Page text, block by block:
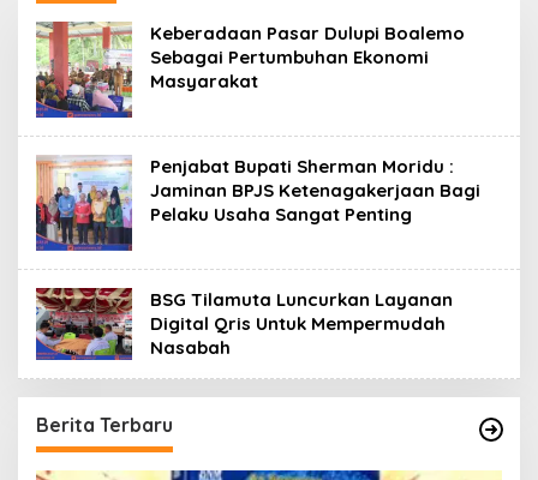
Keberadaan Pasar Dulupi Boalemo
Sebagai Pertumbuhan Ekonomi
Masyarakat
Penjabat Bupati Sherman Moridu :
Jaminan BPJS Ketenagakerjaan Bagi
Pelaku Usaha Sangat Penting
BSG Tilamuta Luncurkan Layanan
Digital Qris Untuk Mempermudah
Nasabah
Berita Terbaru